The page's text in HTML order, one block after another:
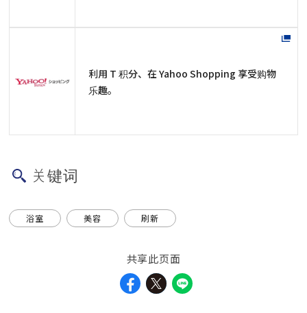
利用 T 积分、在 Yahoo Shopping 享受购物
乐趣。
关键词
浴室 美容 刷新
共享此页面